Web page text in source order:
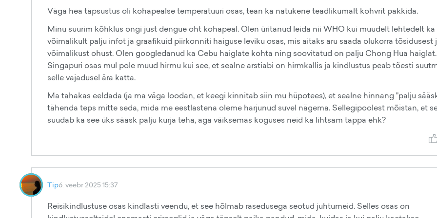
Väga hea täpsustus oli kohapealse temperatuuri osas, tean ka natukene teadlikumalt kohvrit pakkida.
Minu suurim kõhklus ongi just dengue oht kohapeal. Olen üritanud leida nii WHO kui muudelt lehtedelt ka
võimalikult palju infot ja graafikuid piirkonniti haiguse leviku osas, mis aitaks aru saada olukorra tõsidusest
võimalikust ohust. Olen googledanud ka Cebu haiglate kohta ning soovitatud on palju Chong Hua haiglat.
Singapuri osas mul pole muud hirmu kui see, et sealne arstiabi on hirmkallis ja kindlustus peab tõesti
selle vajadusel ära katta.
Ma tahakas eeldada (ja ma väga loodan, et keegi kinnitab siin mu hüpotees), et sealne hinnang "palju
tähenda teps mitte seda, mida me eestlastena oleme harjunud suvel nägema. Sellegipoolest mõistan, et
suudab ka see üks sääsk palju kurja teha, aga väiksemas koguses neid ka lihtsam tappa ehk?
Tip6. veebr 2025 15:37
Reisikindlustuse osas kindlasti veendu, et see hõlmab rasedusega seotud juhtumeid. Selles osas on